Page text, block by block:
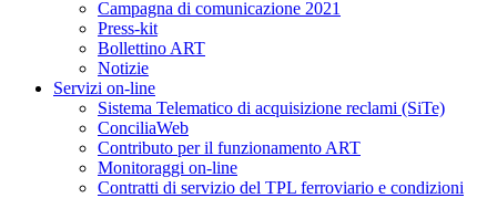
Campagna di comunicazione 2021
Press-kit
Bollettino ART
Notizie
Servizi on-line
Sistema Telematico di acquisizione reclami (SiTe)
ConciliaWeb
Contributo per il funzionamento ART
Monitoraggi on-line
Contratti di servizio del TPL ferroviario e condizioni